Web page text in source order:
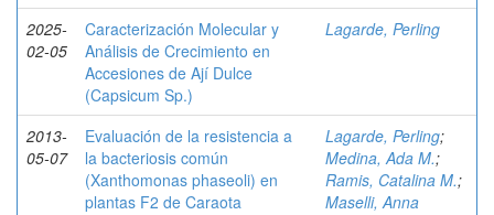
2025-
02-05
Caracterización Molecular y
Análisis de Crecimiento en
Accesiones de Ají Dulce
(Capsicum Sp.)
Lagarde, Perling
2013-
05-07
Evaluación de la resistencia a
la bacteriosis común
(Xanthomonas phaseoli) en
plantas F2 de Caraota
Lagarde, Perling;
Medina, Ada M.;
Ramis, Catalina M.;
Maselli, Anna